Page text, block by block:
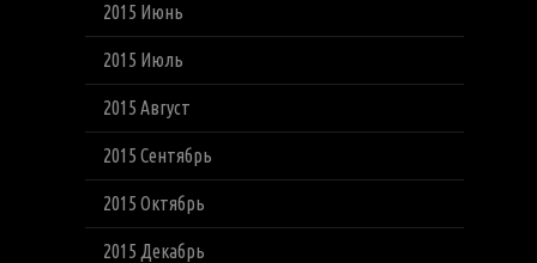
2015 Июнь
2015 Июль
2015 Август
2015 Сентябрь
2015 Октябрь
2015 Декабрь